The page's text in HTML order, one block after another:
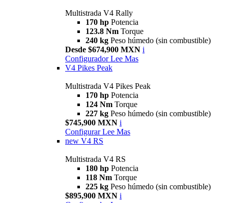
Multistrada V4 Rally
170 hp Potencia
123.8 Nm Torque
240 kg Peso húmedo (sin combustible)
Desde $674,900 MXN i
Configurador Lee Mas
V4 Pikes Peak
Multistrada V4 Pikes Peak
170 hp Potencia
124 Nm Torque
227 kg Peso húmedo (sin combustible)
$745,900 MXN i
Configurar Lee Mas
new V4 RS
Multistrada V4 RS
180 hp Potencia
118 Nm Torque
225 kg Peso húmedo (sin combustible)
$895,900 MXN i